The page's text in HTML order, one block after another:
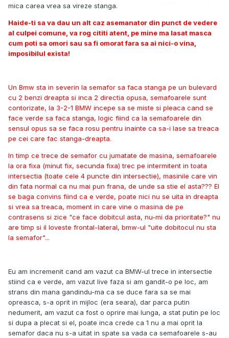
mica carea vrea sa vireze stanga.
Haide-ti sa va dau un alt caz asemanator din punct de vedere
al culpei comune, va rog cititi atent, pe mine ma lasat masca
cum poti sa omori sau sa fi omorat fara sa ai nici-o vina,
imposibilul exista!
Un Bmw sta in severin la semafor sa faca stanga pe un bulevard
cu 2 benzi dreapta si inca 2 directia opusa, semafoarele sunt
contorizate, la 3-2-1 BMW incepe sa se miste si pleaca cand se
face verde sa faca stanga, logic fiind ca la semafoarele din
sensul opus sa se faca rosu pentru inainte ca sa-i lase sa treaca
pe cei care fac stanga-dreapta.
In timp ce trece de semafor cu jumatate de masina, semafoarele
la ora fixa (minut fix, secunda fixa) trec pe intermitent in toata
intersectia (toate cele 4 puncte din intersectie), masinile care vin
din fata normal ca nu mai pun frana, de unde sa stie el asta??? El
se baga convins fiind ca e verde, poate nici nu se uita in dreapta
si vrea sa treaca, moment in care vine o masina de pe
contrasens si zice "ce face dobitcul asta, nu-mi da prioritate?" nu
are timp si il loveste frontal-lateral, bmw-ul "uite dobitocul nu sta
la semafor"...
Eu am incremenit cand am vazut ca BMW-ul trece in intersectie
stiind ca e verde, am vazut live faza si am gandit-o pe loc, am
strans din mana gandindu-ma ca se duce fara sa se mai
opreasca, s-a oprit in mijloc (era seara), dar parca putin
nedumerit, am vazut ca fost o oprire mai lunga, a stat putin pe loc
si dupa a plecat si el, poate inca crede ca 1 nu a mai oprit la
semafor daca nu s-a uitat in spate sa vada ca semafoarele s-au